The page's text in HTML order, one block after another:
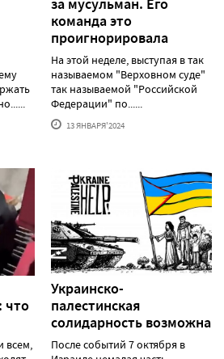
за мусульман. Его
команда это
проигнорировала
На этой неделе, выступая в так
называемом "Верховном суде"
так называемой "Российской
Федерации" по......
13 ЯНВАРЯ'2024
что
Украинско-
палестинская
солидарность возможна
После событий 7 октября в